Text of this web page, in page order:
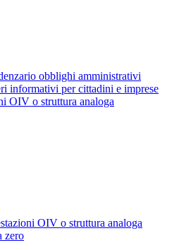
obblighi amministrativi
informativi per cittadini e imprese
OIV o struttura analoga
OIV o struttura analoga
zero